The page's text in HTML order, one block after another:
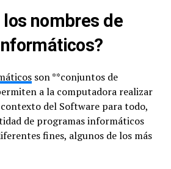
los nombres de
son **conjuntos de
a la computadora realizar
contexto del Software para todo,
de programas informáticos
fines, algunos de los más